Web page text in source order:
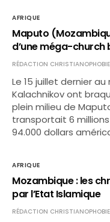
AFRIQUE
Maputo
d’une méga-church
RÉDACTION CHRISTIANOPHOBIE
Le 15 juillet dernier
Kalachnikov ont
plein milieu de
transportait 6
94.000 dollars
AFRIQUE
Mozambique : les
par l’Etat Islamique
RÉDACTION CHRISTIANOPHOBIE